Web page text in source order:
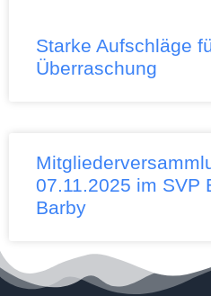
Starke Aufschläge
Überraschung
07.11.2025 im SVP
Barby